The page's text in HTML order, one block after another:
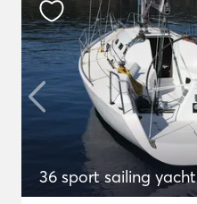
36 sport sailing yacht